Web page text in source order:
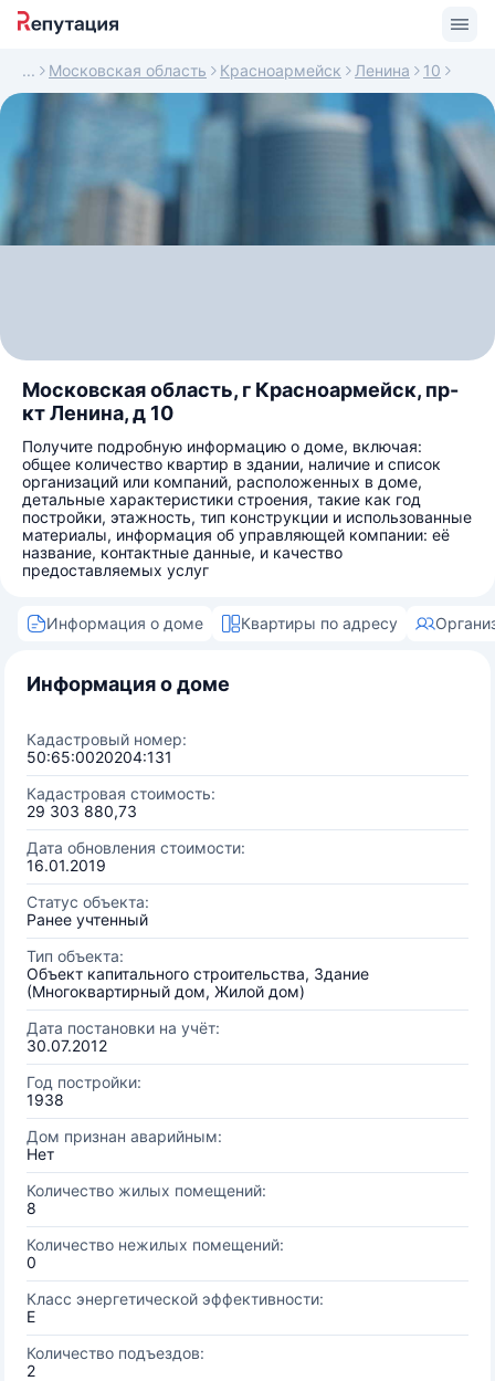
Московская область Красноармейск Ленина 10
Московская область, г Красноармейск, пр-
кт Ленина, д 10
Получите подробную информацию о доме, включая:
общее количество квартир в здании, наличие и список
организаций или компаний, расположенных в доме,
детальные характеристики строения, такие как год
постройки, этажность, тип конструкции и использованные
материалы, информация об управляющей компании: её
название, контактные данные, и качество
предоставляемых услуг
Информация о доме Квартиры по адресу
Информация о доме
Кадастровый номер:
50:65:0020204:131
Кадастровая стоимость:
29 303 880,73
Дата обновления стоимости:
16.01.2019
Статус объекта:
Ранее учтенный
Тип объекта:
Объект капитального строительства, Здание
(Многоквартирный дом, Жилой дом)
Дата постановки на учёт:
30.07.2012
Год постройки:
1938
Дом признан аварийным:
Нет
Количество жилых помещений:
8
Количество нежилых помещений:
0
Класс энергетической эффективности:
E
Количество подъездов:
2